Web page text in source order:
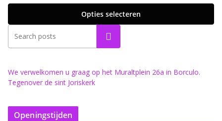
€14,95
€17,95
Opties selecteren
product
meerdere
variaties.
optie
Zoeken
We verwelkomen u graag op het Muraltplein 26a in Borculo.
Tegenover de sint Joriskerk
Openingstijden